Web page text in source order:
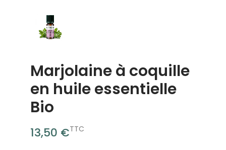
Marjolaine à coquille
en huile essentielle
Bio
13,50 €TTC